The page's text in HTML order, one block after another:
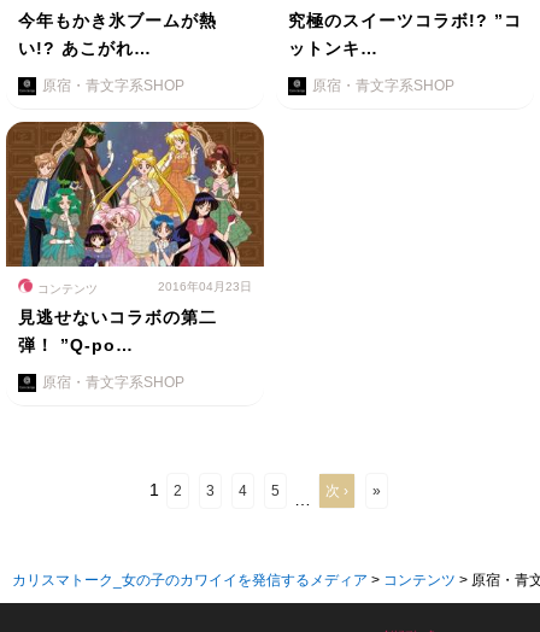
今年もかき氷ブームが熱
い!? あこがれ…
原宿・青文字系SHOP
究極のスイーツコラボ!? ”コ
ットンキ…
原宿・青文字系SHOP
コンテンツ 2016年04月23日
見逃せないコラボの第二
弾！ ”Q-po…
原宿・青文字系SHOP
1 2 3 4 5 次 › »
カリスマトーク_女の子のカワイイを発信するメディア > コンテンツ > 原宿・青